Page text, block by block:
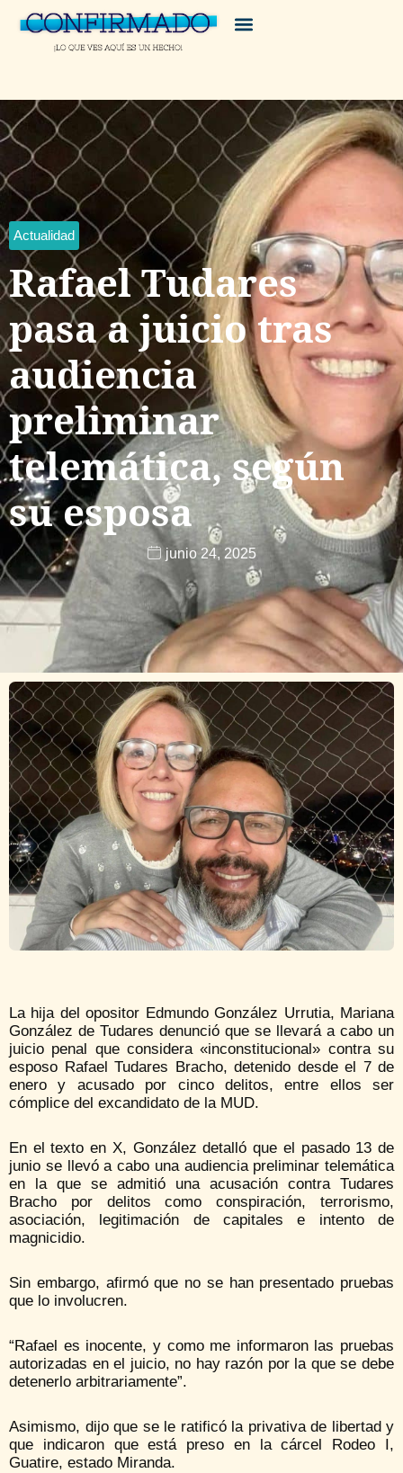
Actualidad
Rafael Tudares
pasa a juicio tras
audiencia
preliminar
telemática, según
su esposa
junio 24, 2025
La hija del opositor Edmundo González Urrutia, Mariana
González de Tudares denunció que se llevará a cabo un
juicio penal que considera «inconstitucional» contra su
esposo Rafael Tudares Bracho, detenido desde el 7 de
enero y acusado por cinco delitos, entre ellos ser
cómplice del excandidato de la MUD.
En el texto en X, González detalló que el pasado 13 de
junio se llevó a cabo una audiencia preliminar telemática
en la que se admitió una acusación contra Tudares
Bracho por delitos como conspiración, terrorismo,
asociación, legitimación de capitales e intento de
magnicidio.
Sin embargo, afirmó que no se han presentado pruebas
que lo involucren.
“Rafael es inocente, y como me informaron las pruebas
autorizadas en el juicio, no hay razón por la que se debe
detenerlo arbitrariamente”.
Asimismo, dijo que se le ratificó la privativa de libertad y
que indicaron que está preso en la cárcel Rodeo I,
Guatire, estado Miranda.